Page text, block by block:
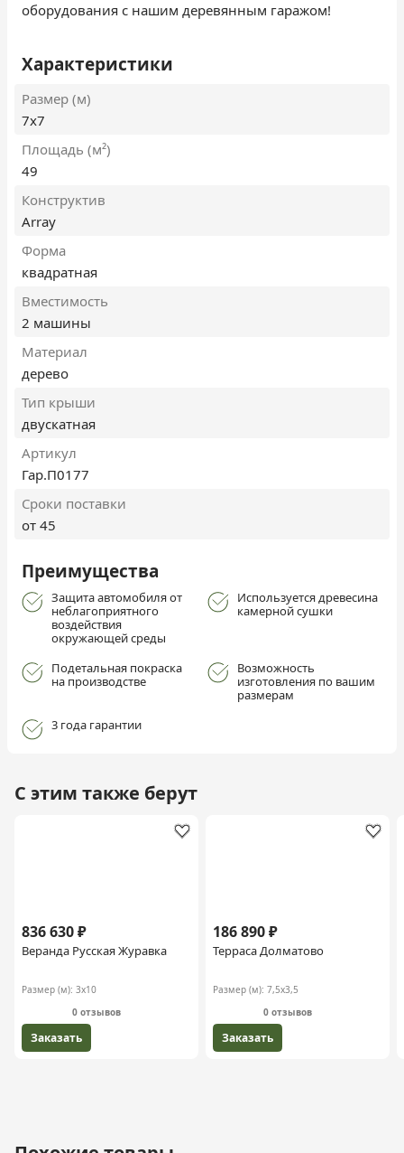
оборудования с нашим деревянным гаражом!
Характеристики
Размер (м)
7х7
Площадь (м²)
49
Конструктив
Array
Форма
квадратная
Вместимость
2 машины
Материал
дерево
Тип крыши
двускатная
Артикул
Гар.П0177
Сроки поставки
от 45
Преимущества
Защита автомобиля от
неблагоприятного
воздействия
окружающей среды
Используется древесина
камерной сушки
Подетальная покраска
на производстве
Возможность
изготовления по вашим
размерам
3 года гарантии
С этим также берут
836 630 ₽
Веранда Русская Журавка
Размер (м): 3х10
0 отзывов
Заказать
186 890 ₽
Терраса Долматово
Размер (м): 7,5х3,5
0 отзывов
Заказать